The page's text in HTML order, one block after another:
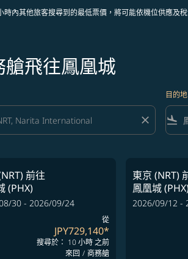
內其他旅客搜尋到的最低票價，將可能依機位供應及
艙飛往鳳凰城
close
目的地
flight_land
前往
(PHX)
30 - 2026/09/24
從
JPY729,140*
搜尋於： 10 小時 之前
來回 / 商務艙
東京 (NRT)
鳳凰城
2026/09/12 -